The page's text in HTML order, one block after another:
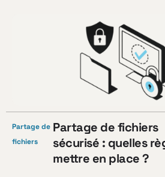
Partage de
fichiers
Partage de fichiers
sécurisé : quelles
mettre en place ?